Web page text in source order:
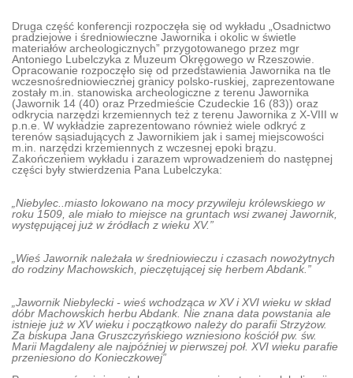
Druga część konferencji rozpoczęła się od wykładu „Osadnictwo
pradziejowe i średniowieczne Jawornika i okolic w świetle
materiałów archeologicznych” przygotowanego przez mgr
Antoniego Lubelczyka z Muzeum Okręgowego w Rzeszowie.
Opracowanie rozpoczęło się od przedstawienia Jawornika na tle
wczesnośredniowiecznej granicy polsko-ruskiej, zaprezentowane
zostały m.in. stanowiska archeologiczne z terenu Jawornika
(Jawornik 14 (40) oraz Przedmieście Czudeckie 16 (83)) oraz
odkrycia narzędzi krzemiennych też z terenu Jawornika z X-VIII w
p.n.e. W wykładzie zaprezentowano również wiele odkryć z
terenów sąsiadujących z Jawornikiem jak i samej miejscowości
m.in. narzędzi krzemiennych z wczesnej epoki brązu.
Zakończeniem wykładu i zarazem wprowadzeniem do następnej
części były stwierdzenia Pana Lubelczyka:
„Niebylec..miasto lokowano na mocy przywileju królewskiego w
roku 1509, ale miało to miejsce na gruntach wsi zwanej Jawornik,
występującej już w źródłach z wieku XV.”
„Wieś Jawornik należała w średniowieczu i czasach nowożytnych
do rodziny Machowskich, pieczętującej się herbem Abdank.”
„Jawornik Niebylecki - wieś wchodząca w XV i XVI wieku w skład
dóbr Machowskich herbu Abdank. Nie znana data powstania ale
istnieje już w XV wieku i początkowo należy do parafii Strzyżow.
Za biskupa Jana Gruszczyńskiego wzniesiono kościół pw. św.
Marii Magdaleny ale najpóźniej w pierwszej poł. XVI wieku parafie
przeniesiono do Konieczkowej”